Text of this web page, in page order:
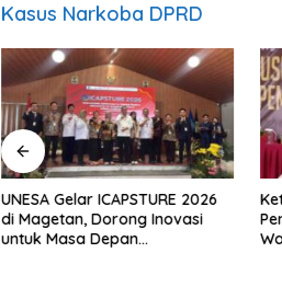
Kasus Narkoba DPRD
UNESA Gelar ICAPSTURE 2026
di Magetan, Dorong Inovasi
untuk Masa Depan